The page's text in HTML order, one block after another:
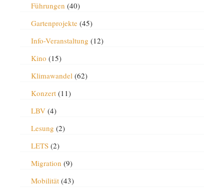
Führungen (40)
Gartenprojekte(45)
Info-Veranstaltung (12)
Kino (15)
Klimawandel(62)
Konzert(11)
LBV(4)
Lesung (2)
LETS(2)
Migration (9)
Mobilität(43)